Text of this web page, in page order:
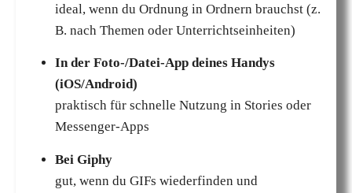
ideal, wenn du Ordnung in Ordnern brauchst (z.
B. nach Themen oder Unterrichtseinheiten)
In der Foto-/Datei-App deines Handys
(iOS/Android)
praktisch für schnelle Nutzung in Stories oder
Messenger-Apps
Bei Giphy
gut, wenn du GIFs wiederfinden und